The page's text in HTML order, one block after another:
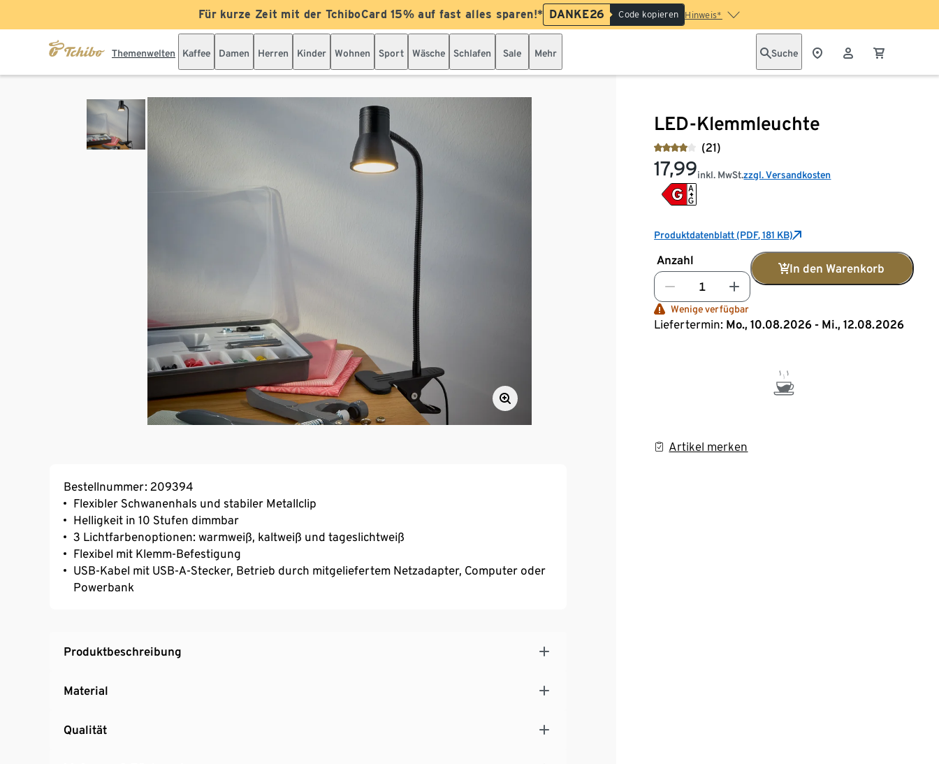
Für kurze Zeit mit der TchiboCard 15% auf fast alles sparen!* DANKE26 Code kopieren Hinweis*
Themenwelten Kaffee Damen Herren Kinder Wohnen Sport Wäsche Schlafen Sale Mehr Suche
LED-Klemmleuchte
(21)
17,99inkl. MwSt.zzgl. Versandkosten
Produktdatenblatt (PDF, 181 KB)
Anzahl
In den Warenkorb
Wenige verfügbar
Liefertermin: Mo., 10.08.2026 - Mi., 12.08.2026
Artikel merken
Bestellnummer: 209394
Flexibler Schwanenhals und stabiler Metallclip
Helligkeit in 10 Stufen dimmbar
3 Lichtfarbenoptionen: warmweiß, kaltweiß und tageslichtweiß
Flexibel mit Klemm-Befestigung
USB-Kabel mit USB-A-Stecker, Betrieb durch mitgeliefertem Netzadapter, Computer oder
Powerbank
Produktbeschreibung
Material
Qualität